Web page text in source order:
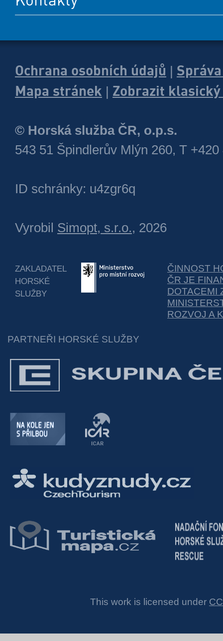
Ochrana osobních údajů
Mapa stránek
Zobrazit
© Horská služba ČR, o.p.s.
543 51 Špindlerův Mlýn 260, T +420
ID schránky: u4zgr6q
Vyrobil Simopt, s.r.o., 2026
ZAKLADATEL
HORSKÉ
SLUŽBY
ČINNOST
ČR JE
DOTACEMI
ROZVOJ A
PARTNEŘI HORSKÉ SLUŽBY
This work is licensed under